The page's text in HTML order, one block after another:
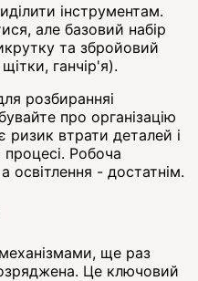
інструментам.
але базовий набір
та збройовий
ганчір'я).
розбиранняі
про організацію
ризик втрати деталей і
Робоча
- достатнім.
ще раз
Це ключовий